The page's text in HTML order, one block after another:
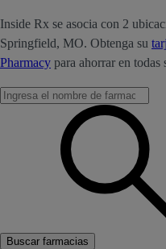
Inside Rx se asocia con 2
Springfield, MO. Obtenga su
Pharmacy para ahorrar en todas
Buscar farmacias